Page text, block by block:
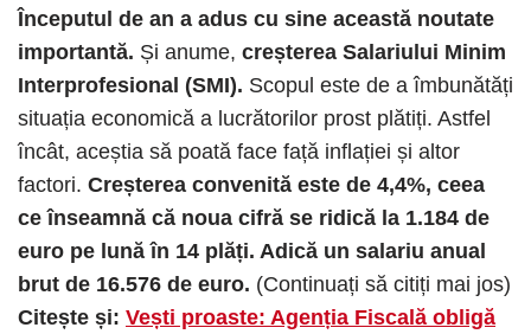
Începutul de an a adus cu sine această noutate
importantă. Și anume, creșterea Salariului Minim
Interprofesional (SMI). Scopul este de a îmbunătăți
situația economică a lucrătorilor prost plătiți. Astfel
încât, aceștia să poată face față inflației și altor
factori. Creșterea convenită este de 4,4%, ceea
ce înseamnă că noua cifră se ridică la 1.184 de
euro pe lună în 14 plăți. Adică un salariu anual
brut de 16.576 de euro. (Continuați să citiți mai jos)
Citește și: Vești proaste: Agenția Fiscală obligă